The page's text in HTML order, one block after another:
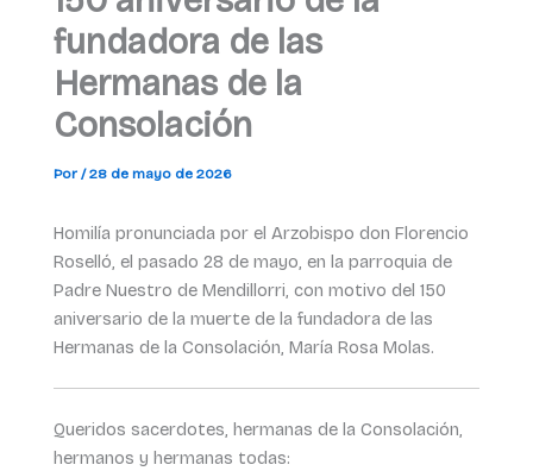
fundadora de las
Hermanas de la
Consolación
Por /28 de mayo de 2026
Homilía pronunciada por el Arzobispo don Florencio
Roselló, el pasado 28 de mayo, en la parroquia de
Padre Nuestro de Mendillorri, con motivo del 150
aniversario de la muerte de la fundadora de las
Hermanas de la Consolación, María Rosa Molas.
Queridos sacerdotes, hermanas de la Consolación,
hermanos y hermanas todas: